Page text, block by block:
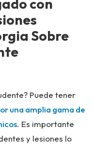
con
Sobre
Puede tener
una amplia gama de
. Es importante
y lesiones lo